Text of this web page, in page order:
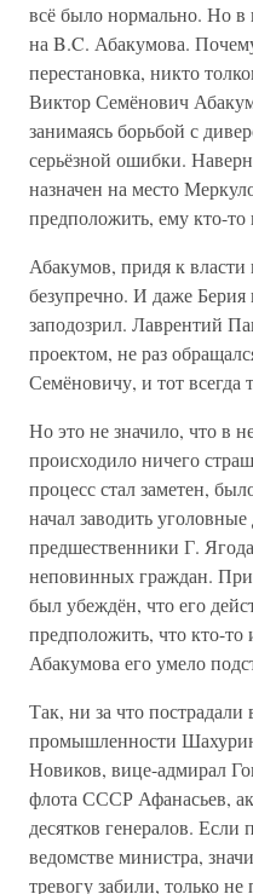
всё было нормально. Но в
на B.C. Абакумова.
перестановка, никто
Виктор Семёнович
занимаясь борьбой с
серьёзной ошибки.
назначен на место
предположить, ему кто-то
Абакумов, придя к власти
безупречно. И даже Берия
заподозрил. Лаврентий
проектом, не раз
Семёновичу, и тот
Но это не значило, что в
происходило ничего
процесс стал заметен,
начал заводить уголовные
предшественники Г.
неповинных граждан.
был убеждён, что его
предположить, что кто-
Абакумова его умело
Так, ни за что
промышленности
Новиков, вице-адмирал
флота СССР Афанасьев,
десятков генералов. Если
ведомстве министра,
тревогу забили, только